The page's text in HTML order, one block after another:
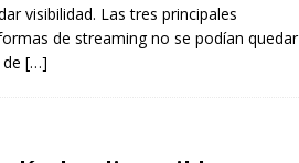
visibilidad. Las tres principales
de streaming no se podían quedar
[…]